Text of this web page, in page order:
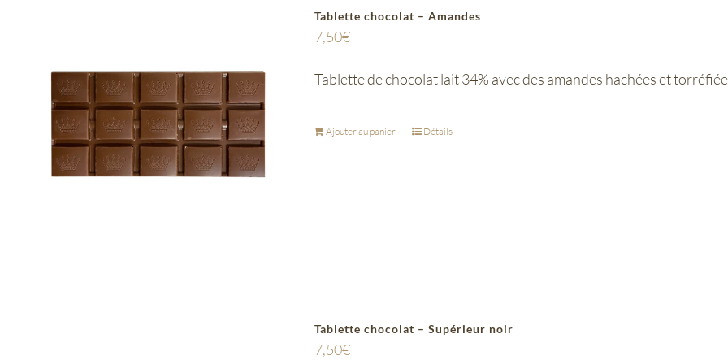
Tablette chocolat – Amandes
7,50€
Tablette de chocolat lait 34% avec des amandes hachées et
Ajouter au panier Détails
Tablette chocolat – Supérieur noir
7,50€